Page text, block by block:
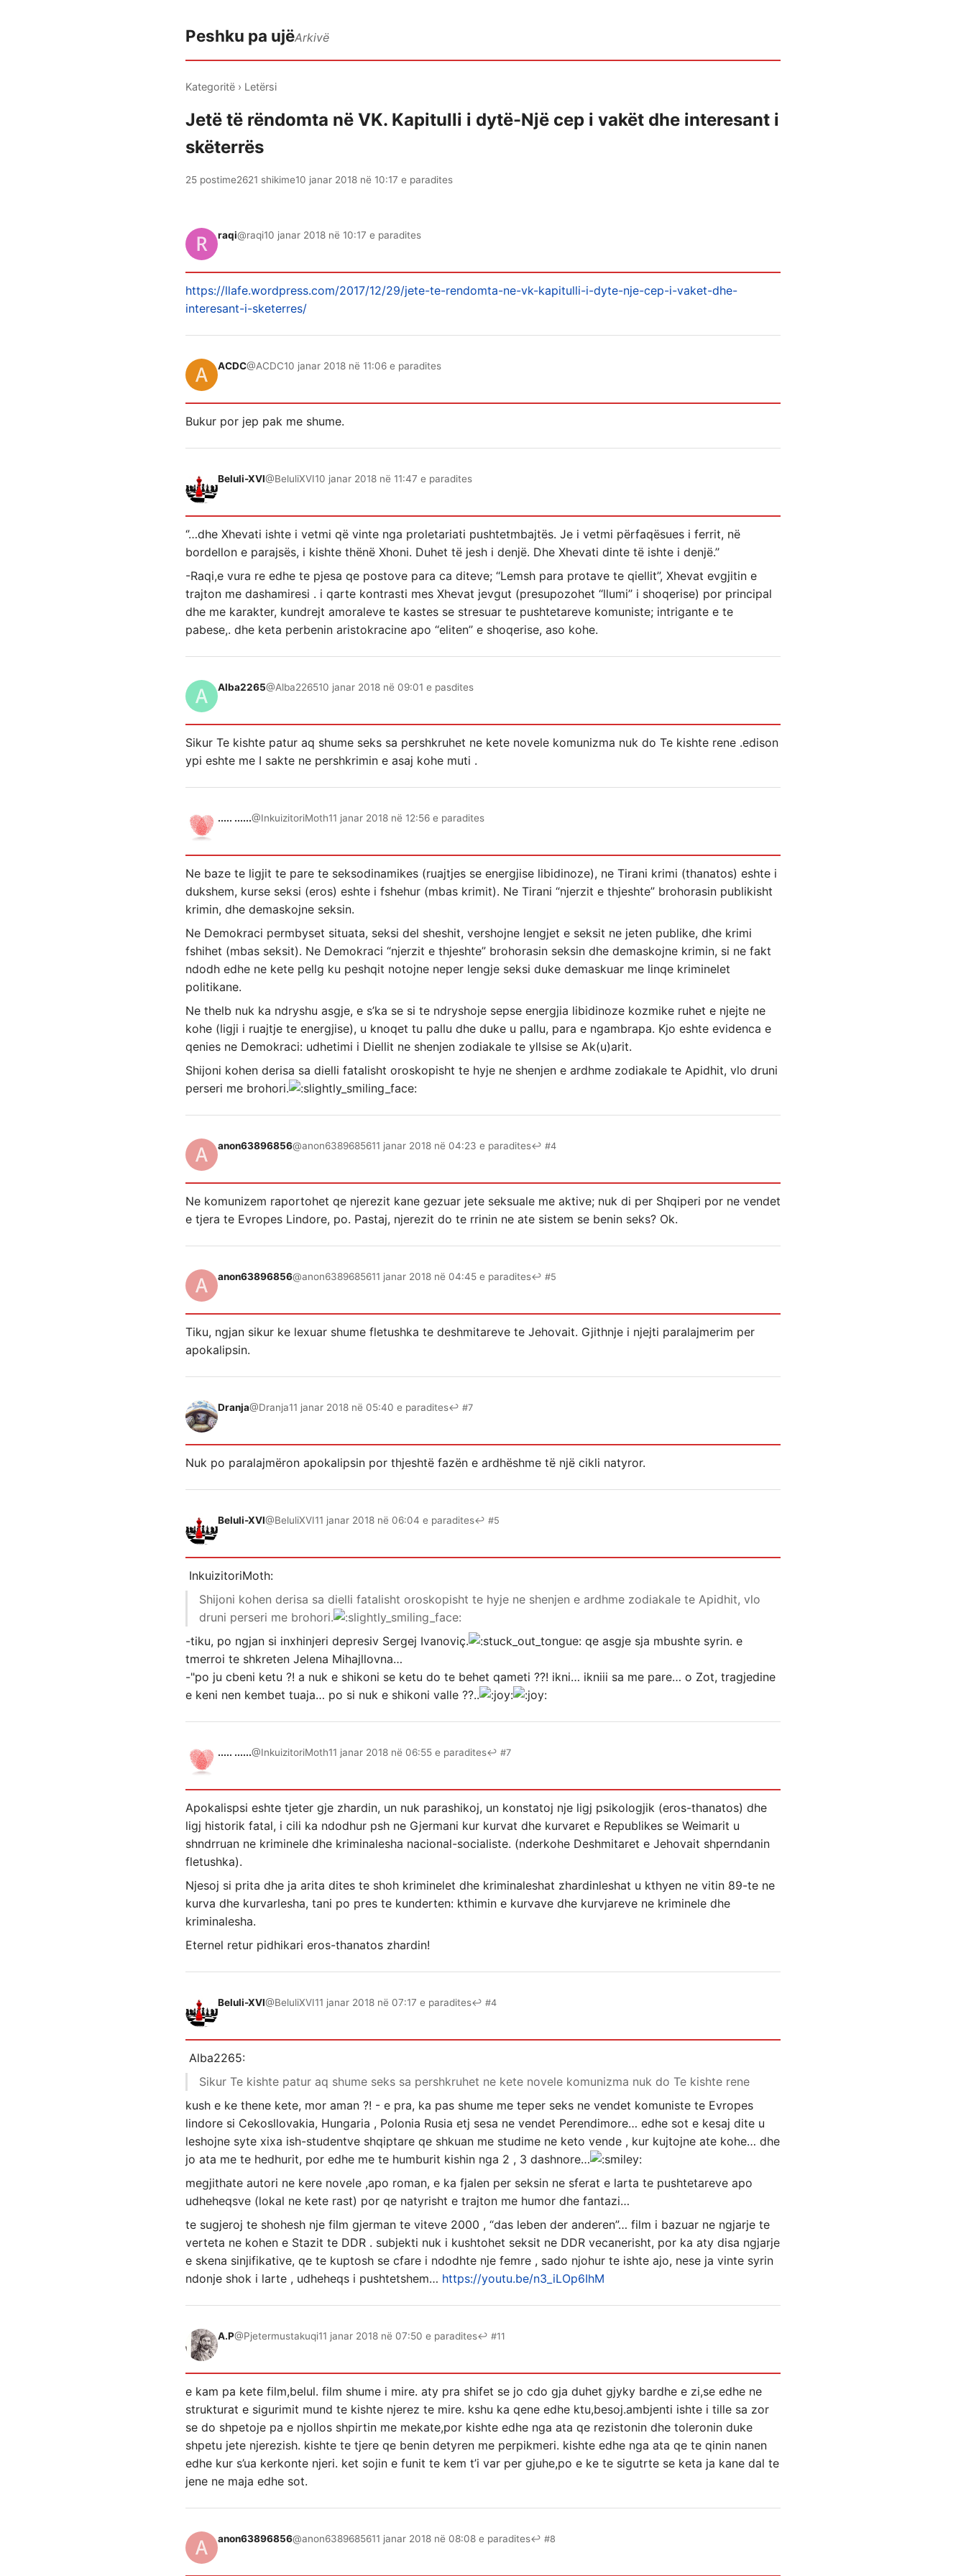
Peshku pa ujëArkivë
Kategoritë › Letërsi
Jetë të rëndomta në VK. Kapitulli i dytë-Një cep i vakët dhe interesant i
skëterrës
25 postime2621 shikime10 janar 2018 në 10:17 e paradites
raqi@raqi10 janar 2018 në 10:17 e paradites
https://llafe.wordpress.com/2017/12/29/jete-te-rendomta-ne-vk-kapitulli-i-dyte-nje-cep-i-vaket-dhe-
interesant-i-sketerres/
ACDC@ACDC10 janar 2018 në 11:06 e paradites
Bukur por jep pak me shume.
Beluli-XVI@BeluliXVI10 janar 2018 në 11:47 e paradites
‘’…dhe Xhevati ishte i vetmi që vinte nga proletariati pushtetmbajtës. Je i vetmi përfaqësues i ferrit, në
bordellon e parajsës, i kishte thënë Xhoni. Duhet të jesh i denjë. Dhe Xhevati dinte të ishte i denjë.’’
-Raqi,e vura re edhe te pjesa qe postove para ca diteve; ‘‘Lemsh para protave te qiellit’’, Xhevat evgjitin e
trajton me dashamiresi . i qarte kontrasti mes Xhevat jevgut (presupozohet ‘‘llumi’’ i shoqerise) por principal
dhe me karakter, kundrejt amoraleve te kastes se stresuar te pushtetareve komuniste; intrigante e te
pabese,. dhe keta perbenin aristokracine apo ‘‘eliten’’ e shoqerise, aso kohe.
Alba2265@Alba226510 janar 2018 në 09:01 e pasdites
Sikur Te kishte patur aq shume seks sa pershkruhet ne kete novele komunizma nuk do Te kishte rene .edison
ypi eshte me I sakte ne pershkrimin e asaj kohe muti .
..... ......@InkuizitoriMoth11 janar 2018 në 12:56 e paradites
Ne baze te ligjit te pare te seksodinamikes (ruajtjes se energjise libidinoze), ne Tirani krimi (thanatos) eshte i
dukshem, kurse seksi (eros) eshte i fshehur (mbas krimit). Ne Tirani “njerzit e thjeshte” brohorasin publikisht
krimin, dhe demaskojne seksin.
Ne Demokraci permbyset situata, seksi del sheshit, vershojne lengjet e seksit ne jeten publike, dhe krimi
fshihet (mbas seksit). Ne Demokraci “njerzit e thjeshte” brohorasin seksin dhe demaskojne krimin, si ne fakt
ndodh edhe ne kete pellg ku peshqit notojne neper lengje seksi duke demaskuar me linqe kriminelet
politikane.
Ne thelb nuk ka ndryshu asgje, e s’ka se si te ndryshoje sepse energjia libidinoze kozmike ruhet e njejte ne
kohe (ligji i ruajtje te energjise), u knoqet tu pallu dhe duke u pallu, para e ngambrapa. Kjo eshte evidenca e
qenies ne Demokraci: udhetimi i Diellit ne shenjen zodiakale te yllsise se Ak(u)arit.
Shijoni kohen derisa sa dielli fatalisht oroskopisht te hyje ne shenjen e ardhme zodiakale te Apidhit, vlo druni
perseri me brohori.
anon63896856@anon6389685611 janar 2018 në 04:23 e paradites↩ #4
Ne komunizem raportohet qe njerezit kane gezuar jete seksuale me aktive; nuk di per Shqiperi por ne vendet
e tjera te Evropes Lindore, po. Pastaj, njerezit do te rrinin ne ate sistem se benin seks? Ok.
anon63896856@anon6389685611 janar 2018 në 04:45 e paradites↩ #5
Tiku, ngjan sikur ke lexuar shume fletushka te deshmitareve te Jehovait. Gjithnje i njejti paralajmerim per
apokalipsin.
Dranja@Dranja11 janar 2018 në 05:40 e paradites↩ #7
Nuk po paralajmëron apokalipsin por thjeshtë fazën e ardhëshme të një cikli natyror.
Beluli-XVI@BeluliXVI11 janar 2018 në 06:04 e paradites↩ #5
InkuizitoriMoth:
Shijoni kohen derisa sa dielli fatalisht oroskopisht te hyje ne shenjen e ardhme zodiakale te Apidhit, vlo
druni perseri me brohori.
-tiku, po ngjan si inxhinjeri depresiv Sergej Ivanoviç.
qe asgje sja mbushte syrin. e
tmerroi te shkreten Jelena Mihajllovna…
-"po ju cbeni ketu ?! a nuk e shikoni se ketu do te behet qameti ??! ikni… ikniii sa me pare… o Zot, tragjedine
e keni nen kembet tuaja… po si nuk e shikoni valle ??..
..... ......@InkuizitoriMoth11 janar 2018 në 06:55 e paradites↩ #7
Apokalispsi eshte tjeter gje zhardin, un nuk parashikoj, un konstatoj nje ligj psikologjik (eros-thanatos) dhe
ligj historik fatal, i cili ka ndodhur psh ne Gjermani kur kurvat dhe kurvaret e Republikes se Weimarit u
shndrruan ne kriminele dhe kriminalesha nacional-socialiste. (nderkohe Deshmitaret e Jehovait shperndanin
fletushka).
Njesoj si prita dhe ja arita dites te shoh kriminelet dhe kriminaleshat zhardinleshat u kthyen ne vitin 89-te ne
kurva dhe kurvarlesha, tani po pres te kunderten: kthimin e kurvave dhe kurvjareve ne kriminele dhe
kriminalesha.
Eternel retur pidhikari eros-thanatos zhardin!
Beluli-XVI@BeluliXVI11 janar 2018 në 07:17 e paradites↩ #4
Alba2265:
Sikur Te kishte patur aq shume seks sa pershkruhet ne kete novele komunizma nuk do Te kishte rene
kush e ke thene kete, mor aman ?! - e pra, ka pas shume me teper seks ne vendet komuniste te Evropes
lindore si Cekosllovakia, Hungaria , Polonia Rusia etj sesa ne vendet Perendimore… edhe sot e kesaj dite u
leshojne syte xixa ish-studentve shqiptare qe shkuan me studime ne keto vende , kur kujtojne ate kohe… dhe
jo ata me te hedhurit, por edhe me te humburit kishin nga 2 , 3 dashnore…
megjithate autori ne kere novele ,apo roman, e ka fjalen per seksin ne sferat e larta te pushtetareve apo
udheheqsve (lokal ne kete rast) por qe natyrisht e trajton me humor dhe fantazi…
te sugjeroj te shohesh nje film gjerman te viteve 2000 , “das leben der anderen”… film i bazuar ne ngjarje te
verteta ne kohen e Stazit te DDR . subjekti nuk i kushtohet seksit ne DDR vecanerisht, por ka aty disa ngjarje
e skena sinjifikative, qe te kuptosh se cfare i ndodhte nje femre , sado njohur te ishte ajo, nese ja vinte syrin
ndonje shok i larte , udheheqs i pushtetshem… https://youtu.be/n3_iLOp6IhM
A.P@Pjetermustakuqi11 janar 2018 në 07:50 e paradites↩ #11
e kam pa kete film,belul. film shume i mire. aty pra shifet se jo cdo gja duhet gjyky bardhe e zi,se edhe ne
strukturat e sigurimit mund te kishte njerez te mire. kshu ka qene edhe ktu,besoj.ambjenti ishte i tille sa zor
se do shpetoje pa e njollos shpirtin me mekate,por kishte edhe nga ata qe rezistonin dhe toleronin duke
shpetu jete njerezish. kishte te tjere qe benin detyren me perpikmeri. kishte edhe nga ata qe te qinin nanen
edhe kur s’ua kerkonte njeri. ket sojin e funit te kem t’i var per gjuhe,po e ke te sigutrte se keta ja kane dal te
jene ne maja edhe sot.
anon63896856@anon6389685611 janar 2018 në 08:08 e paradites↩ #8